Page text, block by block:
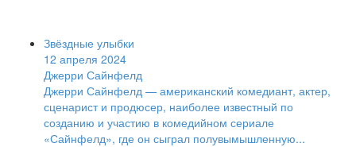
Звёздные улыбки
12 апреля 2024
Джерри Сайнфелд
Джерри Сайнфелд — американский комедиант, актер,
сценарист и продюсер, наиболее известный по
созданию и участию в комедийном сериале
«Сайнфелд», где он сыграл полувымышленную...